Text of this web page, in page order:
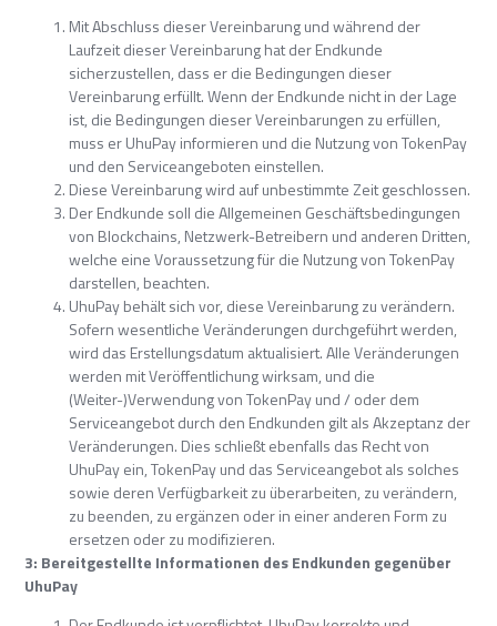
Mit Abschluss dieser Vereinbarung und während der
Laufzeit dieser Vereinbarung hat der Endkunde
sicherzustellen, dass er die Bedingungen dieser
Vereinbarung erfüllt. Wenn der Endkunde nicht in der Lage
ist, die Bedingungen dieser Vereinbarungen zu erfüllen,
muss er UhuPay informieren und die Nutzung von TokenPay
und den Serviceangeboten einstellen.
Diese Vereinbarung wird auf unbestimmte Zeit geschlossen.
Der Endkunde soll die Allgemeinen Geschäftsbedingungen
von Blockchains, Netzwerk-Betreibern und anderen Dritten,
welche eine Voraussetzung für die Nutzung von TokenPay
darstellen, beachten.
UhuPay behält sich vor, diese Vereinbarung zu verändern.
Sofern wesentliche Veränderungen durchgeführt werden,
wird das Erstellungsdatum aktualisiert. Alle Veränderungen
werden mit Veröffentlichung wirksam, und die
(Weiter-)Verwendung von TokenPay und / oder dem
Serviceangebot durch den Endkunden gilt als Akzeptanz der
Veränderungen. Dies schließt ebenfalls das Recht von
UhuPay ein, TokenPay und das Serviceangebot als solches
sowie deren Verfügbarkeit zu überarbeiten, zu verändern,
zu beenden, zu ergänzen oder in einer anderen Form zu
ersetzen oder zu modifizieren.
3: Bereitgestellte Informationen des Endkunden gegenüber
UhuPay